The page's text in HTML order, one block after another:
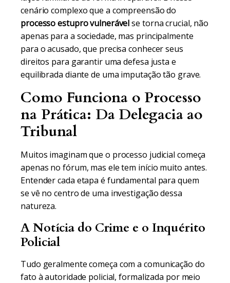
cenário complexo que a compreensão do
processo estupro vulnerávelse torna crucial, não
apenas para a sociedade, mas principalmente
para o acusado, que precisa conhecer seus
direitos para garantir uma defesa justa e
equilibrada diante de uma imputação tão grave.
Como Funciona o Processo
na Prática: Da Delegacia ao
Tribunal
Muitos imaginam que o processo judicial começa
apenas no fórum, mas ele tem início muito antes.
Entender cada etapa é fundamental para quem
se vê no centro de uma investigação dessa
natureza.
A Notícia do Crime e o Inquérito
Policial
Tudo geralmente começa com a comunicação do
fato à autoridade policial, formalizada por meio